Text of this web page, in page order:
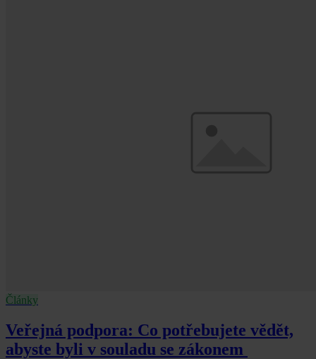
Články
Veřejná podpora: Co potřebujete vědět,
abyste byli v souladu se zákonem